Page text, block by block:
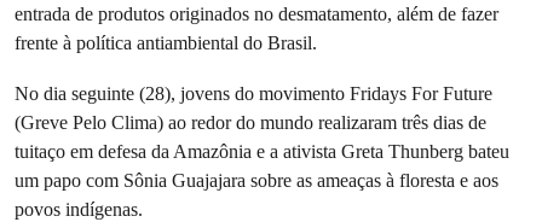
entrada de produtos originados no desmatamento, além de fazer
frente à política antiambiental do Brasil.
No dia seguinte (28), jovens do movimento Fridays For Future
(Greve Pelo Clima) ao redor do mundo realizaram três dias de
tuitaço em defesa da Amazônia e a ativista Greta Thunberg bateu
um papo com Sônia Guajajara sobre as ameaças à floresta e aos
povos indígenas.